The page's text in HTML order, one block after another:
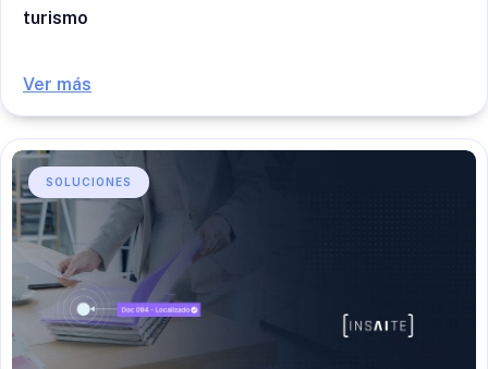
turismo
Ver más
SOLUCIONES